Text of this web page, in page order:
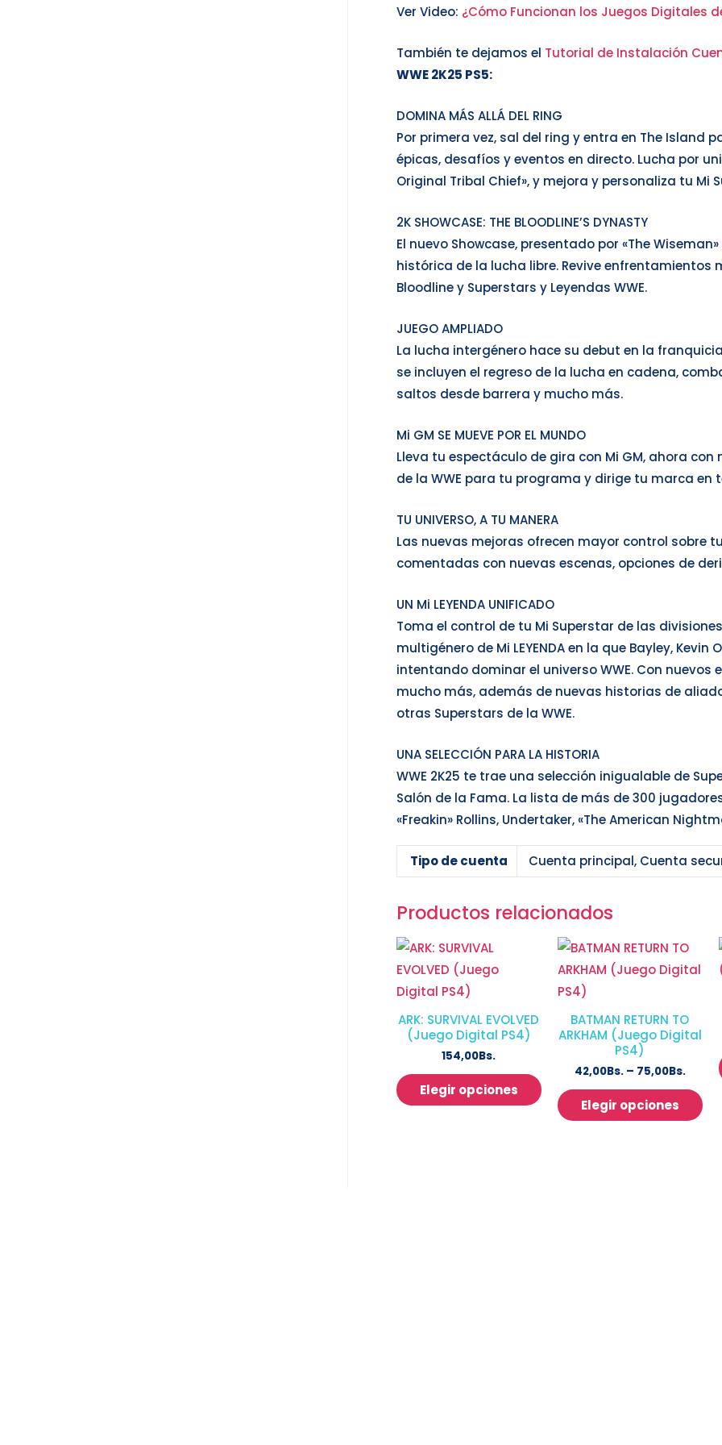
Ver Video: ¿Cómo Funcionan los Juegos Digitales
También te dejamos el Tutorial de Instalación
WWE 2K25 PS5:
DOMINA MÁS ALLÁ DEL RING
Por primera vez, sal del ring y entra en The Island
épicas, desafíos y eventos en directo. Lucha por
Original Tribal Chief», y mejora y personaliza tu Mi
2K SHOWCASE: THE BLOODLINE’S DYNASTY
El nuevo Showcase, presentado por «The
histórica de la lucha libre. Revive enfrentamientos
Bloodline y Superstars y Leyendas WWE.
JUEGO AMPLIADO
La lucha intergénero hace su debut en la
se incluyen el regreso de la lucha en cadena,
saltos desde barrera y mucho más.
Mi GM SE MUEVE POR EL MUNDO
Lleva tu espectáculo de gira con Mi GM, ahora
de la WWE para tu programa y dirige tu marca
TU UNIVERSO, A TU MANERA
Las nuevas mejoras ofrecen mayor control sobre
comentadas con nuevas escenas, opciones de
UN Mi LEYENDA UNIFICADO
Toma el control de tu Mi Superstar de las
multigénero de Mi LEYENDA en la que Bayley,
intentando dominar el universo WWE. Con nuevos
mucho más, además de nuevas historias de
otras Superstars de la WWE.
UNA SELECCIÓN PARA LA HISTORIA
WWE 2K25 te trae una selección inigualable de
Salón de la Fama. La lista de más de 300
«Freakin» Rollins, Undertaker, «The American
Tipo de cuenta Cuenta principal, Cuenta
Productos relacionados
ARK: SURVIVAL EVOLVED
(Juego Digital PS4)
154,00Bs.
Elegir opciones
BATMAN RETURN TO
ARKHAM (Juego Digital
PS4)
42,00Bs.– 75,00Bs.
Elegir opciones